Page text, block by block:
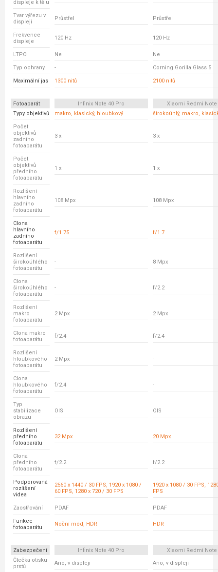
displeje k tělu
Tvar výřezu v
displeji
Průstřel Průstřel
Frekvence
displeje
120 Hz 120 Hz
LTPO Ne Ne
Typ ochrany - Corning Gorilla Glass 5
Maximální jas 1300 nitů 2100 nitů
Fotoaparát Infinix Note 40 Pro
Xiaomi Redmi Note
Typy objektivů
makro, klasický, hloubkový širokoúhlý, makro,
Počet
objektivů
zadního
fotoaparátu
3 x 3 x
Počet
objektivů
předního
fotoaparátu
1 x 1 x
Rozlišení
hlavního
zadního
fotoaparátu
108 Mpx 108 Mpx
Clona
hlavního
zadního
fotoaparátu
f/1.75 f/1.7
Rozlišení
širokoúhlého
fotoaparátu
- 8 Mpx
Clona
širokoúhlého
fotoaparátu
- f/2.2
Rozlišení
makro
fotoaparátu
2 Mpx 2 Mpx
Clona makro
fotoaparátu
f/2.4 f/2.4
Rozlišení
hloubkového
fotoaparátu
2 Mpx -
Clona
hloubkového
fotoaparátu
f/2.4 -
Typ
stabilizace
obrazu
OIS OIS
Rozlišení
předního
fotoaparátu
32 Mpx 20 Mpx
Clona
předního
fotoaparátu
f/2.2 f/2.2
Podporovaná
rozlišení
videa
2560 x 1440 / 30 FPS, 1920 x 1080 /
60 FPS, 1280 x 720 / 30 FPS
1920 x 1080 / 30 FPS,
FPS
Zaostřování PDAF PDAF
Funkce
fotoaparátu
Noční mód, HDR HDR
Zabezpečení Infinix Note 40 Pro
Xiaomi Redmi Note
Čtečka otisku
prstů
Ano, v displeji Ano, v displeji